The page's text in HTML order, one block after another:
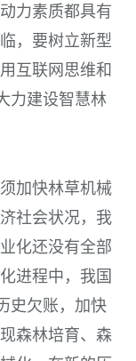
力素质都具有
，要树立新型
互联网思维和
力建设智慧林
加快林草机械
社会状况，我
化还没有全部
进程中，我国
史欠账，加快
森林培育、森